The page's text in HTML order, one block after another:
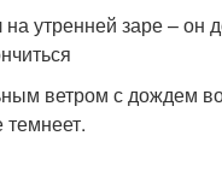
утренней заре – он
ветром с дождем
темнеет.